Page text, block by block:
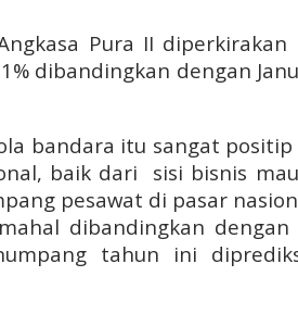
Pura II
dibandingkan dengan
bandara itu sangat
baik dari
sisi bisnis
pesawat di pasar
dibandingkan
tahun ini